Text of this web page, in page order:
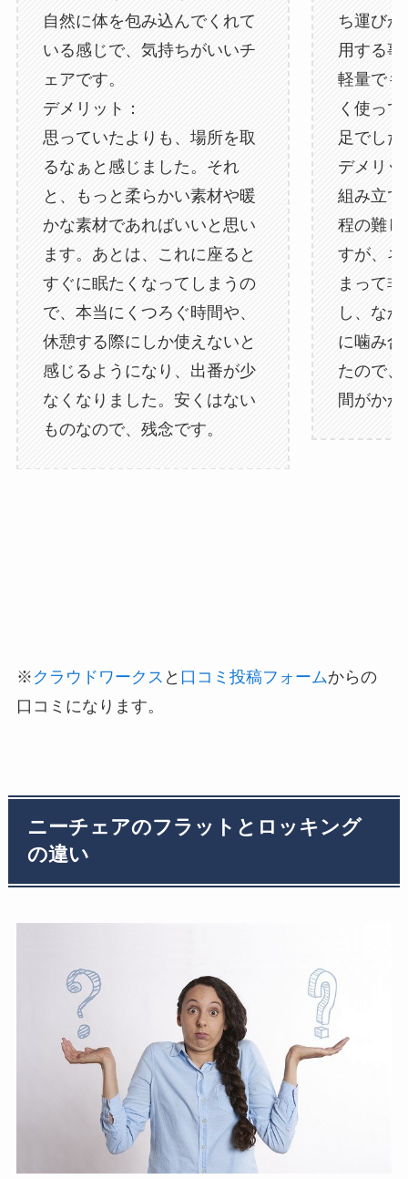
自然に体を包み込んでくれて
いる感じで、気持ちがいいチ
ェアです。
デメリット：
思っていたよりも、場所を取
るなぁと感じました。それ
と、もっと柔らかい素材や暖
かな素材であればいいと思い
ます。あとは、これに座ると
すぐに眠たくなってしまうの
で、本当にくつろぐ時間や、
休憩する際にしか使えないと
感じるようになり、出番が少
なくなりました。安くはない
ものなので、残念です。
ち運び
用する
軽量でも
く使っ
足でした
デメリッ
組み立て
程の難し
すが、ネ
まって
し、な
に噛み
たので
間がか
※ クラウドワークス と 口コミ投稿フォームからの
口コミになります。
ニーチェアのフラットとロッキング
の違い